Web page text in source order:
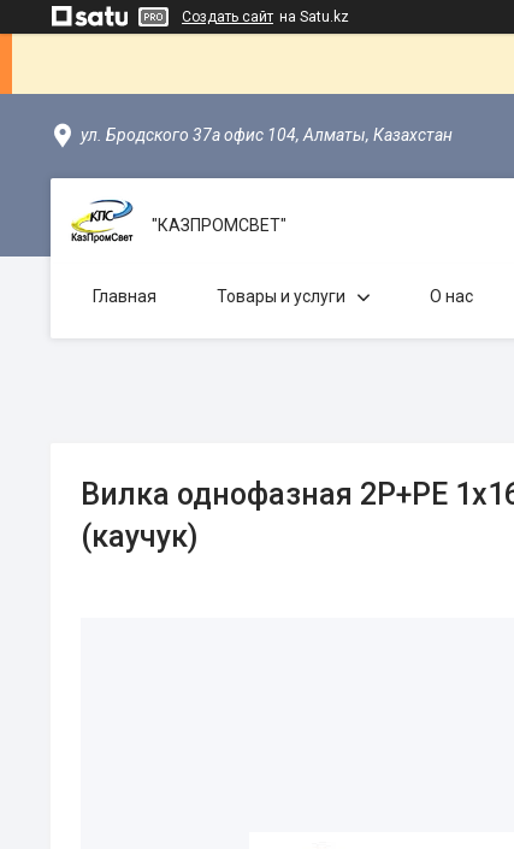
Создать сайт на Satu.kz
ул. Бродского 37а офис 104, Алматы, Казахстан
"КАЗПРОМСВЕТ"
Главная Товары и услуги О нас
Вилка однофазная 2Р+РЕ
(каучук)